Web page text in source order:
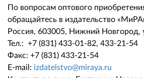
По вопросам оптового
обращайтесь в издательство
Россия, 603005, Нижний Новгород,
Тел.: +7 (831) 433-01-82, 433-21-54
Факс: +7 (831) 433-21-54
E-mail: izdatelstvo@miraya.ru